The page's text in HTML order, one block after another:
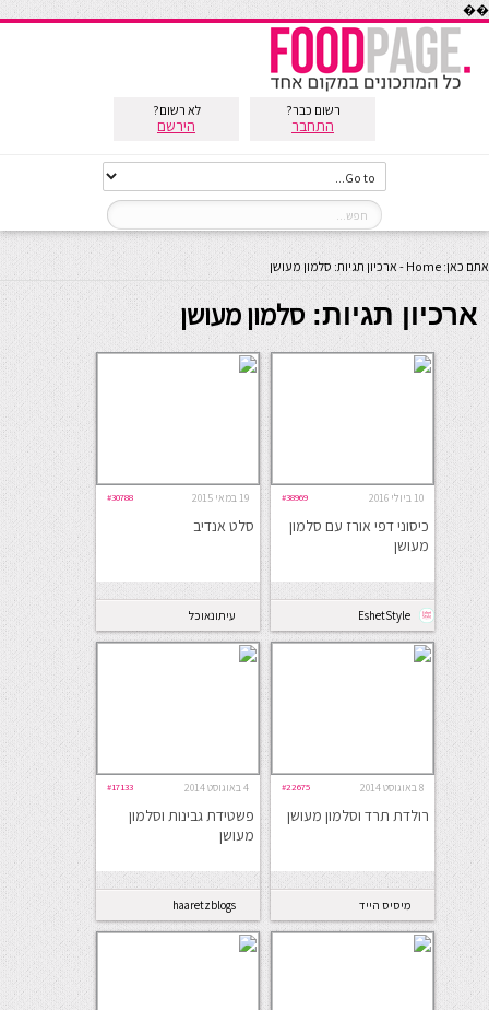
��
רשום כבר?
התחבר
לא רשום?
הירשם
אתם כאן: Home
- ארכיון תגיות: סלמון מעושן
ארכיון תגיות: סלמון מעושן
10 ביולי 2016 #38969
כיסוני דפי אורז עם סלמון
מעושן
EshetStyle
19 במאי 2015 #30788
סלט אנדיב
עיתונאוכל
8 באוגוסט 2014 #22675
רולדת תרד וסלמון מעושן
מיסיס הייד
4 באוגוסט 2014 #17133
פשטידת גבינות וסלמון
מעושן
haaretzblogs